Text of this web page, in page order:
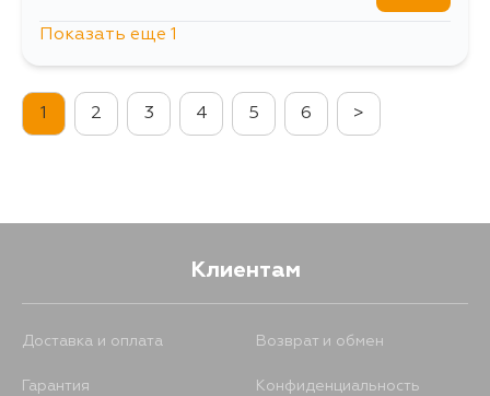
Показать еще 1
1 2 3 4 5 6 >
Клиентам
Доставка и оплата Возврат и обмен
Гарантия Конфиденциальность